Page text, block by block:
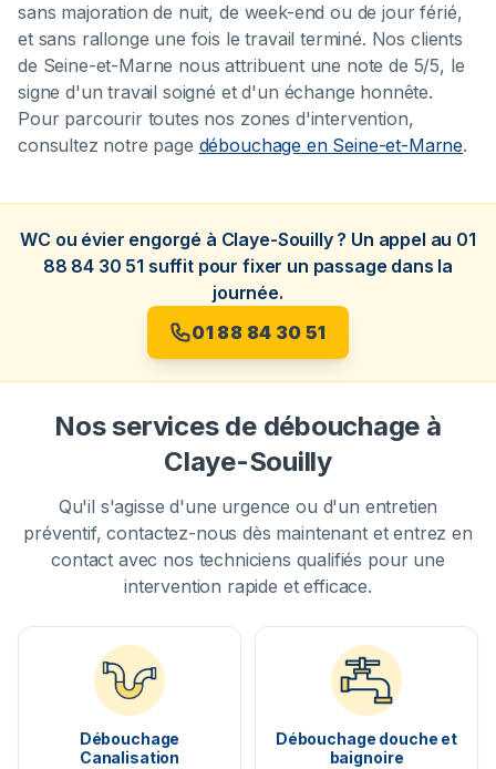
sans majoration de nuit, de week-end ou de jour férié,
et sans rallonge une fois le travail terminé. Nos clients
de Seine-et-Marne nous attribuent une note de 5/5, le
signe d'un travail soigné et d'un échange honnête.
Pour parcourir toutes nos zones d'intervention,
consultez notre page débouchage en Seine-et-Marne.
WC ou évier engorgé à Claye-Souilly ? Un appel au 01
88 84 30 51 suffit pour fixer un passage dans la
journée.
01 88 84 30 51
Nos services de débouchage à
Claye-Souilly
Qu'il s'agisse d'une urgence ou d'un entretien
préventif, contactez-nous dès maintenant et entrez en
contact avec nos techniciens qualifiés pour une
intervention rapide et efficace.
Débouchage
Canalisation
Débouchage douche et
baignoire